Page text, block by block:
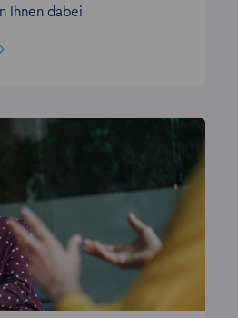
Ihnen dabei